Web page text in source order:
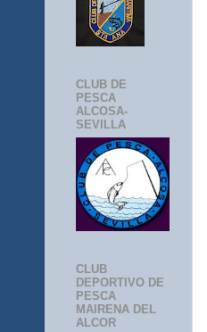
CLUB DE
PESCA
ALCOSA-
SEVILLA
CLUB
DEPORTIVO DE
PESCA
MAIRENA DEL
ALCOR